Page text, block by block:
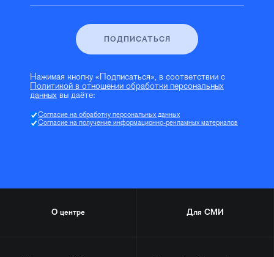
ПОДПИСАТЬСЯ
Нажимая кнопку «Подписаться», в соответствии с
Политикой в отношении обработки персональных
данных вы даёте:
Согласие на обработку персональных данных
Согласие на получение информационно-рекламных материалов
О центре Для СМИ